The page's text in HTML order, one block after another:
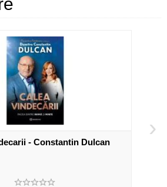
- Constantin Dulcan
›